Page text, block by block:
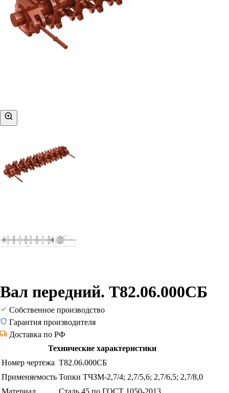
Вал передний. Т82.06.000СБ
Собственное производство
Гарантия производителя
Доставка по РФ
Технические характеристики
Номер чертежа Т82.06.000СБ
Применяемость Топки ТЧЗМ-2,7/4; 2,7/5,6; 2,7/6,5; 2,7/8,0
Материал
Сталь 45 по ГОСТ 1050-2013